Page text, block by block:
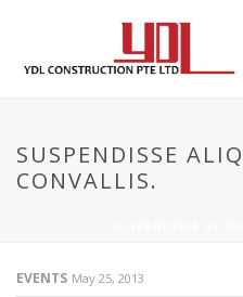
SUSPENDISSE
CONVALLIS.
EVENTS May 25, 2013